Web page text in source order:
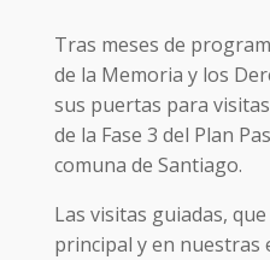
Tras meses de
de la Memoria y los
sus puertas para
de la Fase 3 del Plan
comuna de Santiago.
Las visitas guiadas,
principal y en nuestras